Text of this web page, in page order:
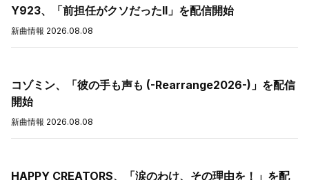
Y923、「前担任がクソだったII」を配信開始
新曲情報 2026.08.08
コゾミン、「彼の手も声も (-Rearrange2026-)」を配信
開始
新曲情報 2026.08.08
HAPPY CREATORS、「涙のわけ、その理由を！」を配